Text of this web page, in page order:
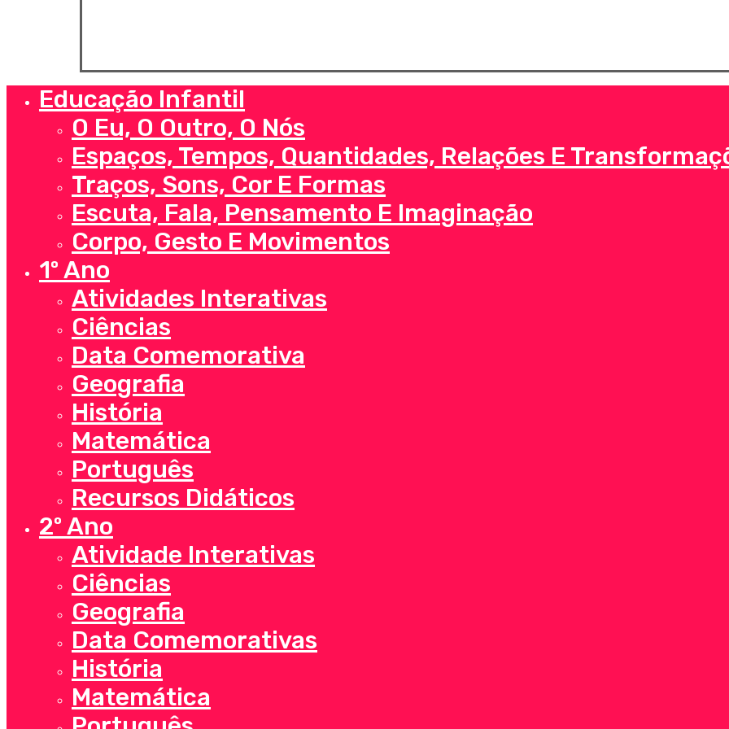
Educação Infantil
O Eu, O Outro, O Nós
Espaços, Tempos, Quantidades, Relações E
Traços, Sons, Cor E Formas
Escuta, Fala, Pensamento E Imaginação
Corpo, Gesto E Movimentos
1º Ano
Atividades Interativas
Ciências
Data Comemorativa
Geografia
História
Matemática
Português
Recursos Didáticos
2º Ano
Atividade Interativas
Ciências
Geografia
Data Comemorativas
História
Matemática